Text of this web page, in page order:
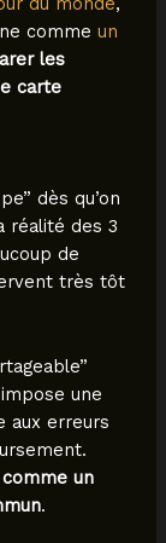
comme un
les
carte
dès qu’on
réalité des 3
de
très tôt
une
aux erreurs
un
.